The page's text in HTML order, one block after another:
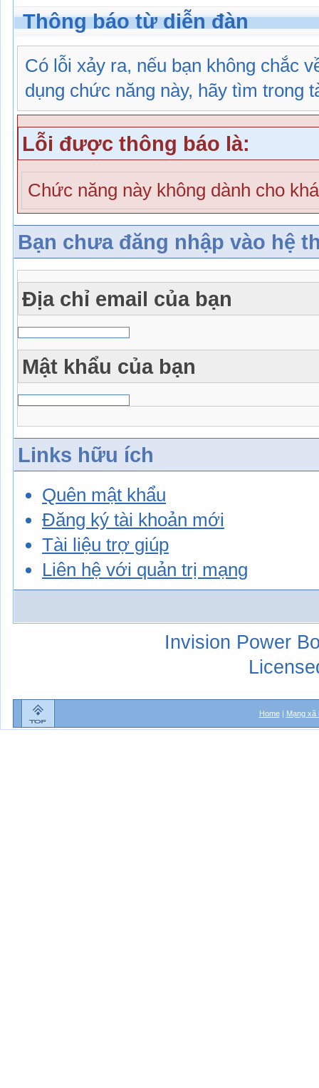
Thông báo từ diễn đàn
Có lỗi xảy ra, nếu bạn không chắc
dụng chức năng này, hãy tìm trong
Lỗi được thông báo là:
Chức năng này không dành cho
Bạn chưa đăng nhập vào hệ
Địa chỉ email của bạn
Mật khẩu của bạn
Links hữu ích
Quên mật khẩu
Đăng ký tài khoản mới
Tài liệu trợ giúp
Liên hệ với quản trị mạng
Invision Power
Home| Mạng xã